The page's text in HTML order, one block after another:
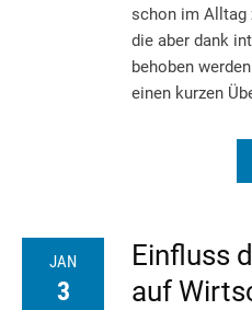
schon im Alltag
die aber dank
behoben
einen kurzen
JAN
3
Einfluss
auf